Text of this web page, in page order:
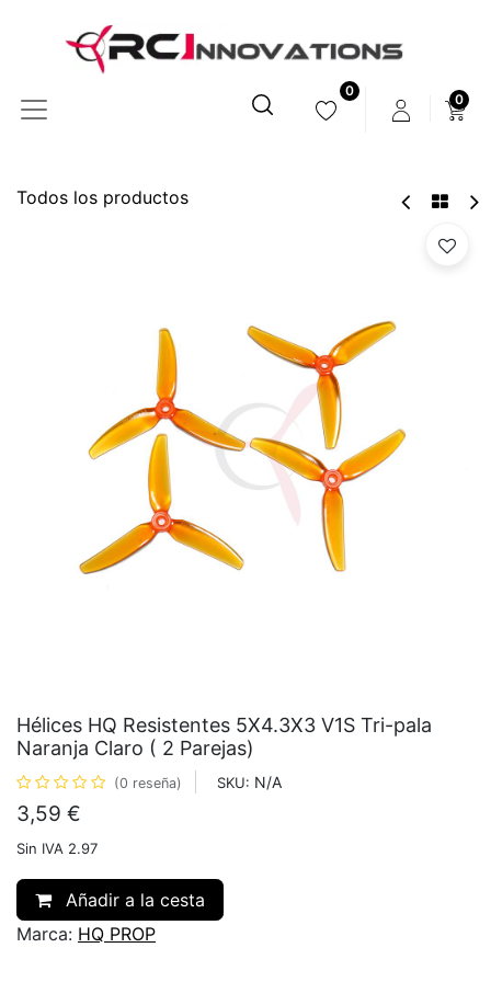
0
0
Todos los productos
Hélices HQ Resistentes 5X4.3X3 V1S Tri-pala
Naranja Claro ( 2 Parejas)
(0 reseña) SKU: N/A
3,59 €
Sin IVA 2.97
Añadir a la cesta
Marca: HQ PROP